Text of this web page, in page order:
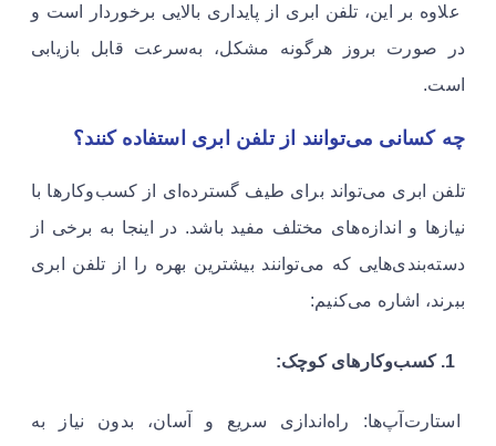
علاوه بر این، تلفن ابری از پایداری بالایی برخوردار است و
در صورت بروز هرگونه مشکل، به‌سرعت قابل بازیابی
است.
چه کسانی می‌توانند از تلفن ابری استفاده کنند؟
تلفن ابری می‌تواند برای طیف گسترده‌ای از کسب‌وکارها با
نیازها و اندازه‌های مختلف مفید باشد. در اینجا به برخی از
دسته‌بندی‌هایی که می‌توانند بیشترین بهره را از تلفن ابری
ببرند، اشاره می‌کنیم:
استارت‌آپ‌ها: راه‌اندازی سریع و آسان، بدون نیاز به